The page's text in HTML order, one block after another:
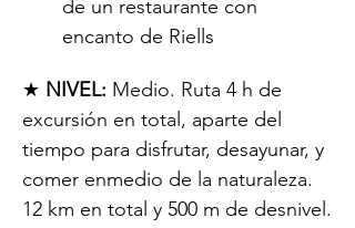
de un restaurante con
encanto de Riells
★ NIVEL: Medio. Ruta 4 h de
excursión en total, aparte del
tiempo para disfrutar, desayunar, y
comer enmedio de la naturaleza.
12 km en total y 500 m de desnivel.